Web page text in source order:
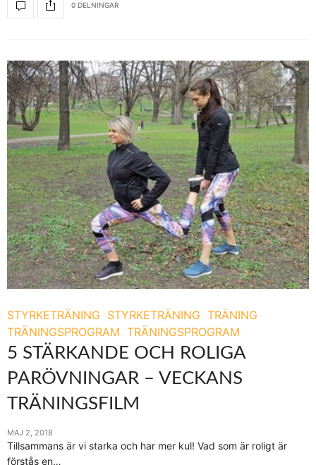
0 DELNINGAR
STYRKETRÄNING STYRKETRÄNING TRÄNING
TRÄNINGSPROGRAM TRÄNINGSPROGRAM
5 STÄRKANDE OCH ROLIGA
PARÖVNINGAR – VECKANS
TRÄNINGSFILM
MAJ 2, 2018
Tillsammans är vi starka och har mer kul! Vad som är roligt är
förstås en…